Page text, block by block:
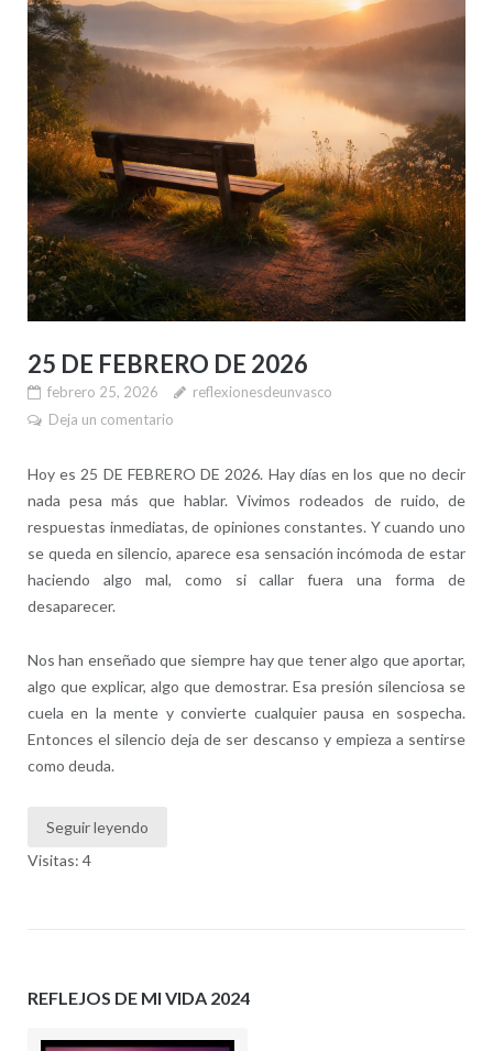
25 DE FEBRERO DE 2026
febrero 25, 2026
reflexionesdeunvasco
Deja un comentario
Hoy es 25 DE FEBRERO DE 2026. Hay días en los que no decir
nada pesa más que hablar. Vivimos rodeados de ruido, de
respuestas inmediatas, de opiniones constantes. Y cuando uno
se queda en silencio, aparece esa sensación incómoda de estar
haciendo algo mal, como si callar fuera una forma de
desaparecer.
Nos han enseñado que siempre hay que tener algo que aportar,
algo que explicar, algo que demostrar. Esa presión silenciosa se
cuela en la mente y convierte cualquier pausa en sospecha.
Entonces el silencio deja de ser descanso y empieza a sentirse
como deuda.
Seguir leyendo
Visitas: 4
REFLEJOS DE MI VIDA 2024